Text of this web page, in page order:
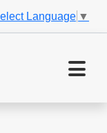
Language ▼